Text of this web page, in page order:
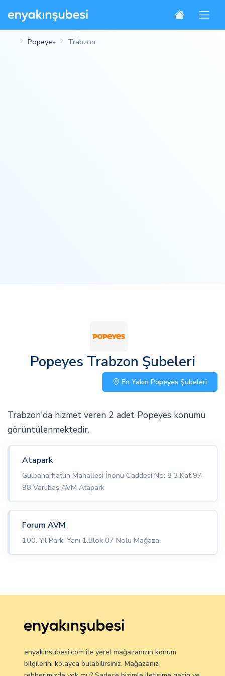
Popeyes Trabzon
Popeyes Trabzon Şubeleri
En Yakın Popeyes Şubeleri
Trabzon'da hizmet veren 2 adet Popeyes konumu
görüntülenmektedir.
Atapark
Gülbaharhatun Mahallesi İnönü Caddesi No: 8 3.Kat 97-
98 Varlıbaş AVM Atapark
Forum AVM
100. Yıl Parkı Yanı 1.Blok 07 Nolu Mağaza
enyakinsubesi.com ile yerel mağazanızın konum
bilgilerini kolayca bulabilirsiniz. Mağazanız